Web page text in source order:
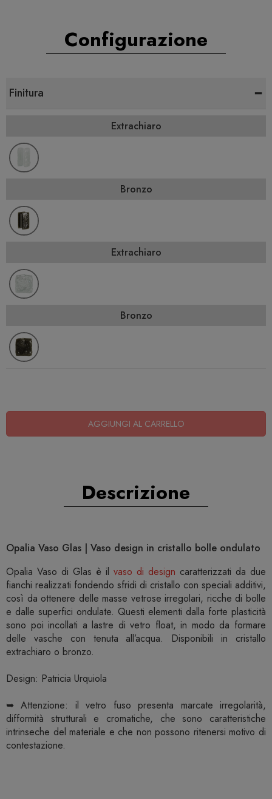
Configurazione
Finitura -
Extrachiaro
Bronzo
Extrachiaro
Bronzo
AGGIUNGI AL CARRELLO
Descrizione
Opalia Vaso Glas | Vaso design in cristallo bolle ondulato
Opalia Vaso di Glas è il vaso di design caratterizzati da due
fianchi realizzati fondendo sfridi di cristallo con speciali additivi,
così da ottenere delle masse vetrose irregolari, ricche di bolle
e dalle superfici ondulate. Questi elementi dalla forte plasticità
sono poi incollati a lastre di vetro float, in modo da formare
delle vasche con tenuta all’acqua. Disponibili in cristallo
extrachiaro o bronzo.
Design: Patricia Urquiola
➥ Attenzione: il vetro fuso presenta marcate irregolarità,
difformità strutturali e cromatiche, che sono caratteristiche
intrinseche del materiale e che non possono ritenersi motivo di
contestazione.